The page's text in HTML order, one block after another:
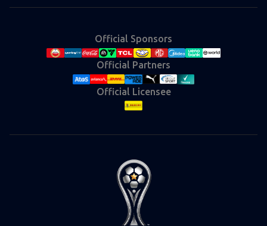
Official Sponsors
Official Partners
Official Licensee